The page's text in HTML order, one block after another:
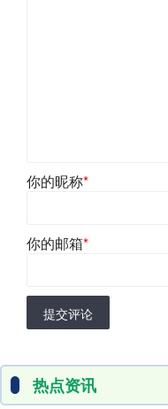
你的昵称*
你的邮箱*
提交评论
热点资讯